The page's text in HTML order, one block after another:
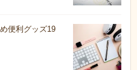
便利グッズ19